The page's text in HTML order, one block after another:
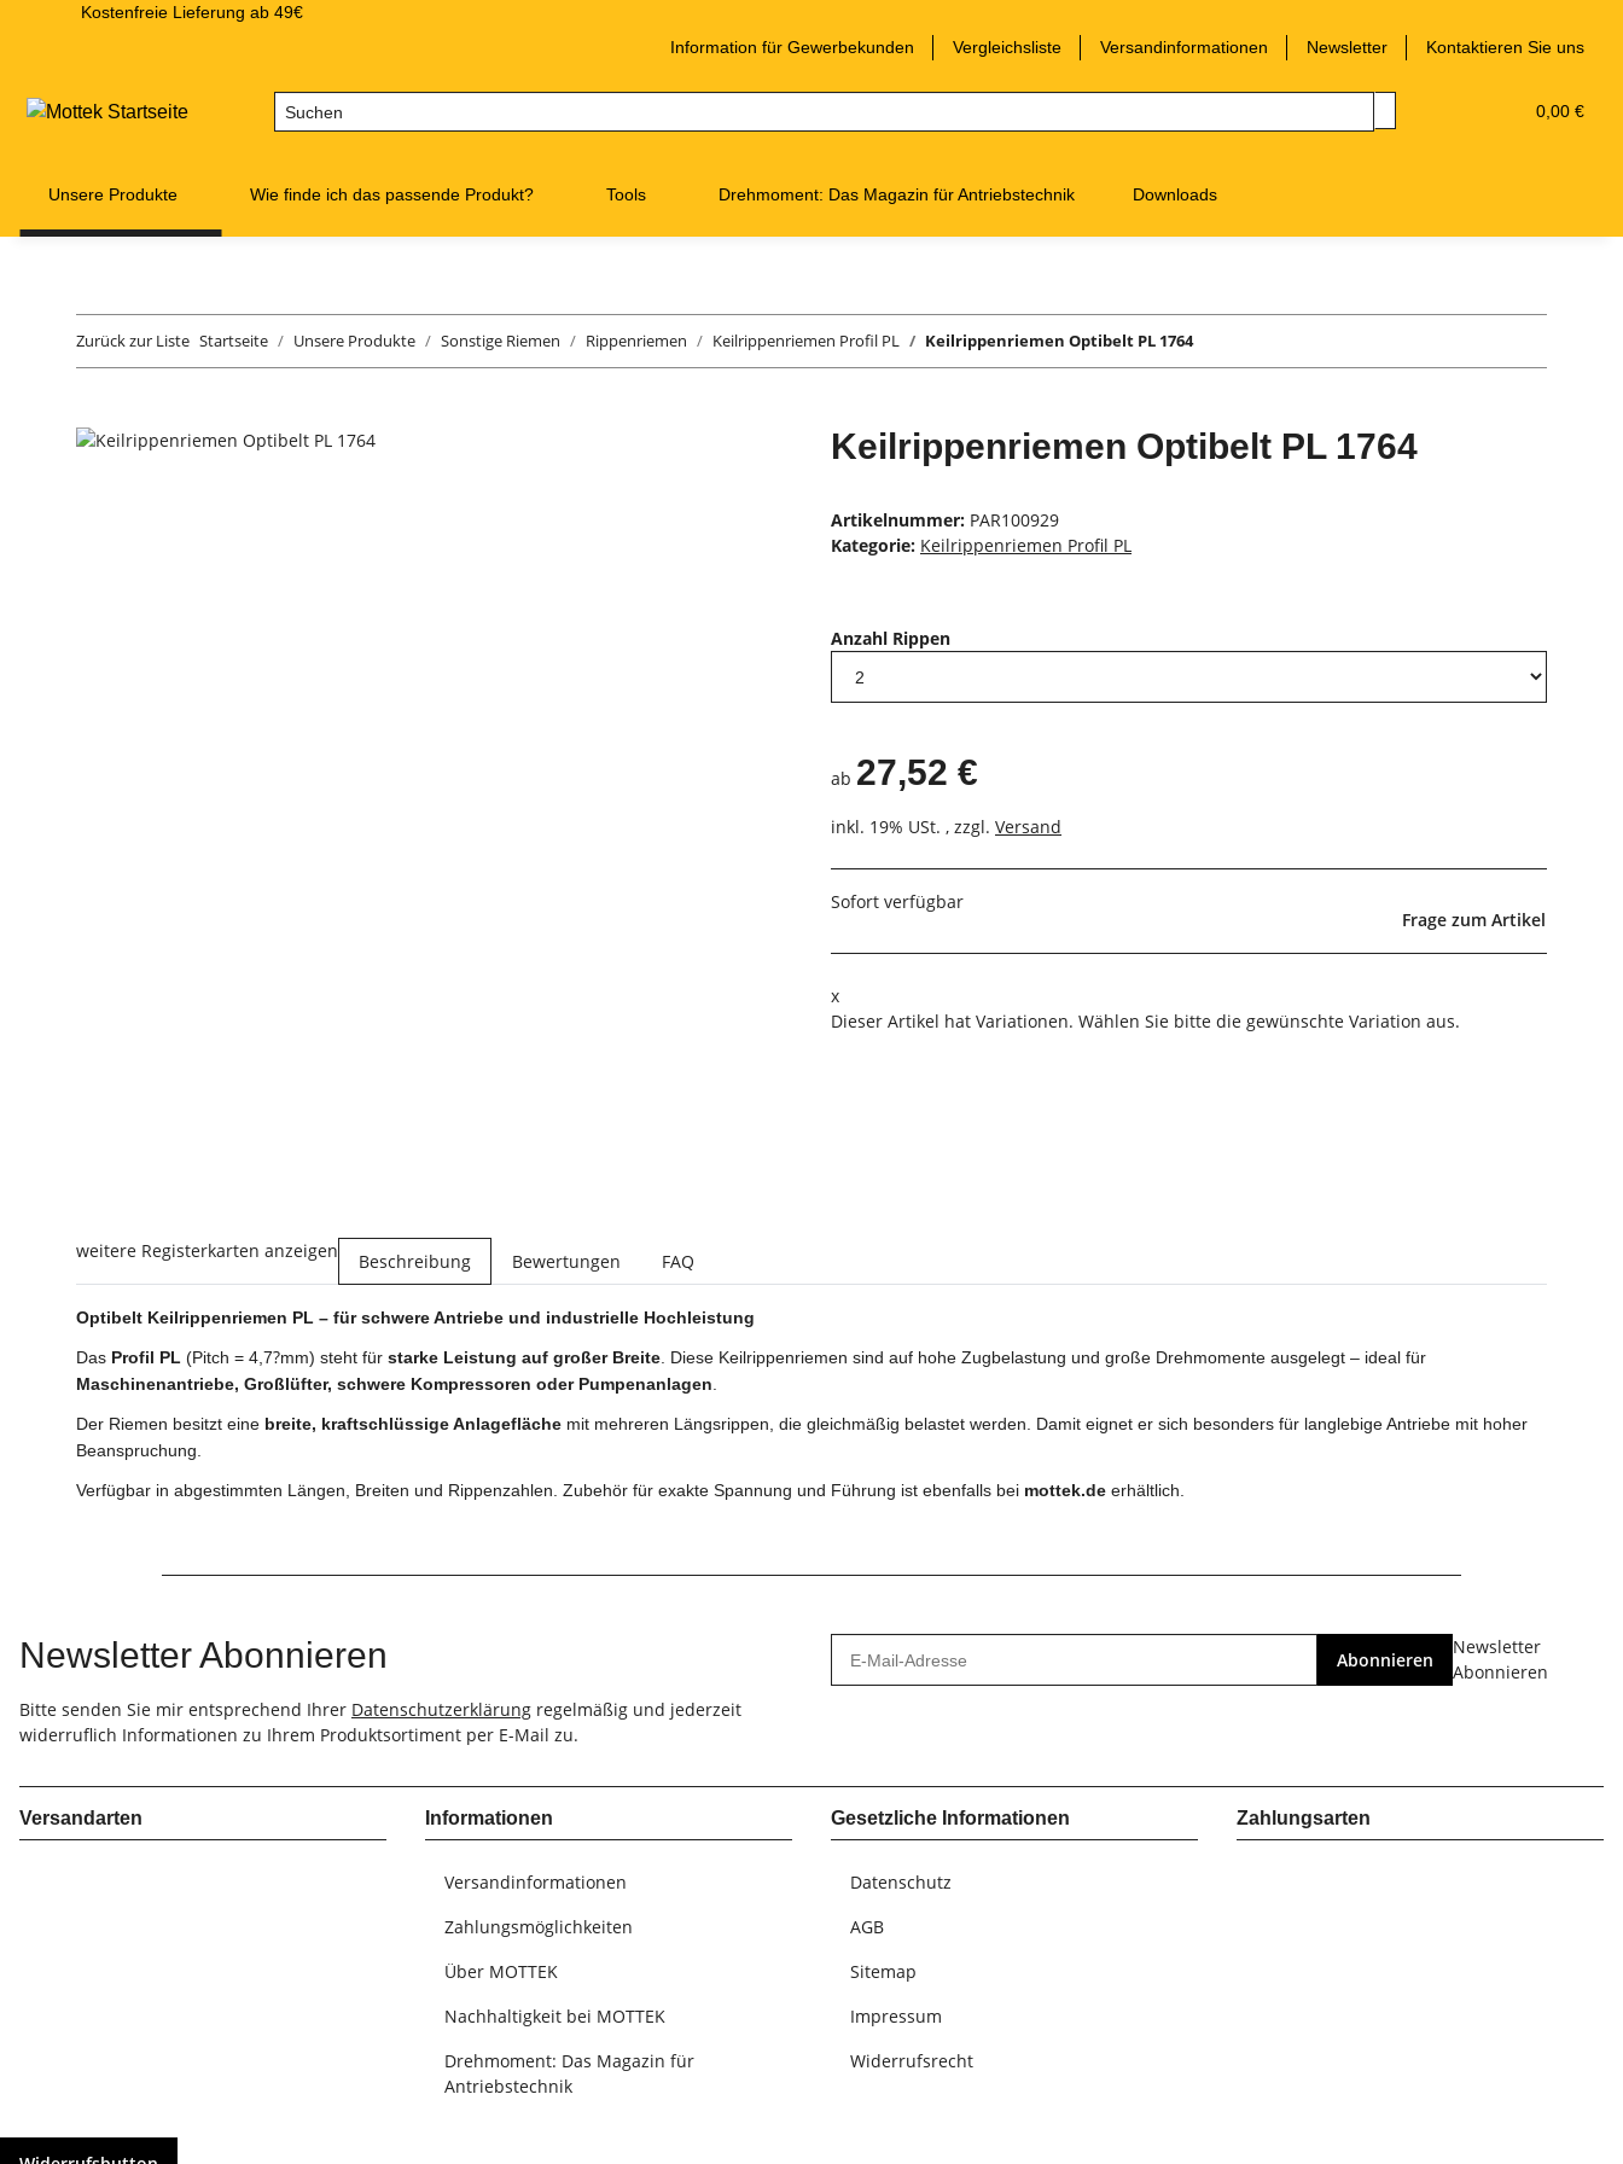
Kostenfreie Lieferung ab 49€
Information für Gewerbekunden
Vergleichsliste Versandinformationen Newsletter Kontaktieren Sie uns
0,00 €
Unsere Produkte Wie finde ich das passende Produkt? Tools Drehmoment: Das Magazin für Antriebstechnik Downloads
Zurück zur Liste Startseite Unsere Produkte Sonstige Riemen Rippenriemen Keilrippenriemen Profil PL Keilrippenriemen Optibelt PL 1764
Keilrippenriemen Optibelt PL 1764
Artikelnummer: PAR100929
Kategorie: Keilrippenriemen Profil PL
Anzahl Rippen
ab 27,52 €
inkl. 19% USt. , zzgl. Versand
Sofort verfügbar
Frage zum Artikel
x
Dieser Artikel hat Variationen. Wählen Sie bitte die gewünschte Variation aus.
weitere Registerkarten anzeigen Beschreibung Bewertungen FAQ
Optibelt Keilrippenriemen PL – für schwere Antriebe und industrielle Hochleistung
Das Profil PL (Pitch = 4,7?mm) steht für starke Leistung auf großer Breite. Diese Keilrippenriemen sind auf hohe Zugbelastung und große Drehmomente ausgelegt – ideal für
Maschinenantriebe, Großlüfter, schwere Kompressoren oder Pumpenanlagen.
Der Riemen besitzt eine breite, kraftschlüssige Anlagefläche mit mehreren Längsrippen, die gleichmäßig belastet werden. Damit eignet er sich besonders für langlebige Antriebe mit hoher
Beanspruchung.
Verfügbar in abgestimmten Längen, Breiten und Rippenzahlen. Zubehör für exakte Spannung und Führung ist ebenfalls bei mottek.de erhältlich.
Newsletter Abonnieren
Bitte senden Sie mir entsprechend Ihrer Datenschutzerklärung regelmäßig und jederzeit
widerruflich Informationen zu Ihrem Produktsortiment per E-Mail zu.
Abonnieren
Newsletter
Abonnieren
Versandarten Informationen
Versandinformationen
Zahlungsmöglichkeiten
Über MOTTEK
Nachhaltigkeit bei MOTTEK
Drehmoment: Das Magazin für
Antriebstechnik
Gesetzliche Informationen
Datenschutz
AGB
Sitemap
Impressum
Widerrufsrecht
Zahlungsarten